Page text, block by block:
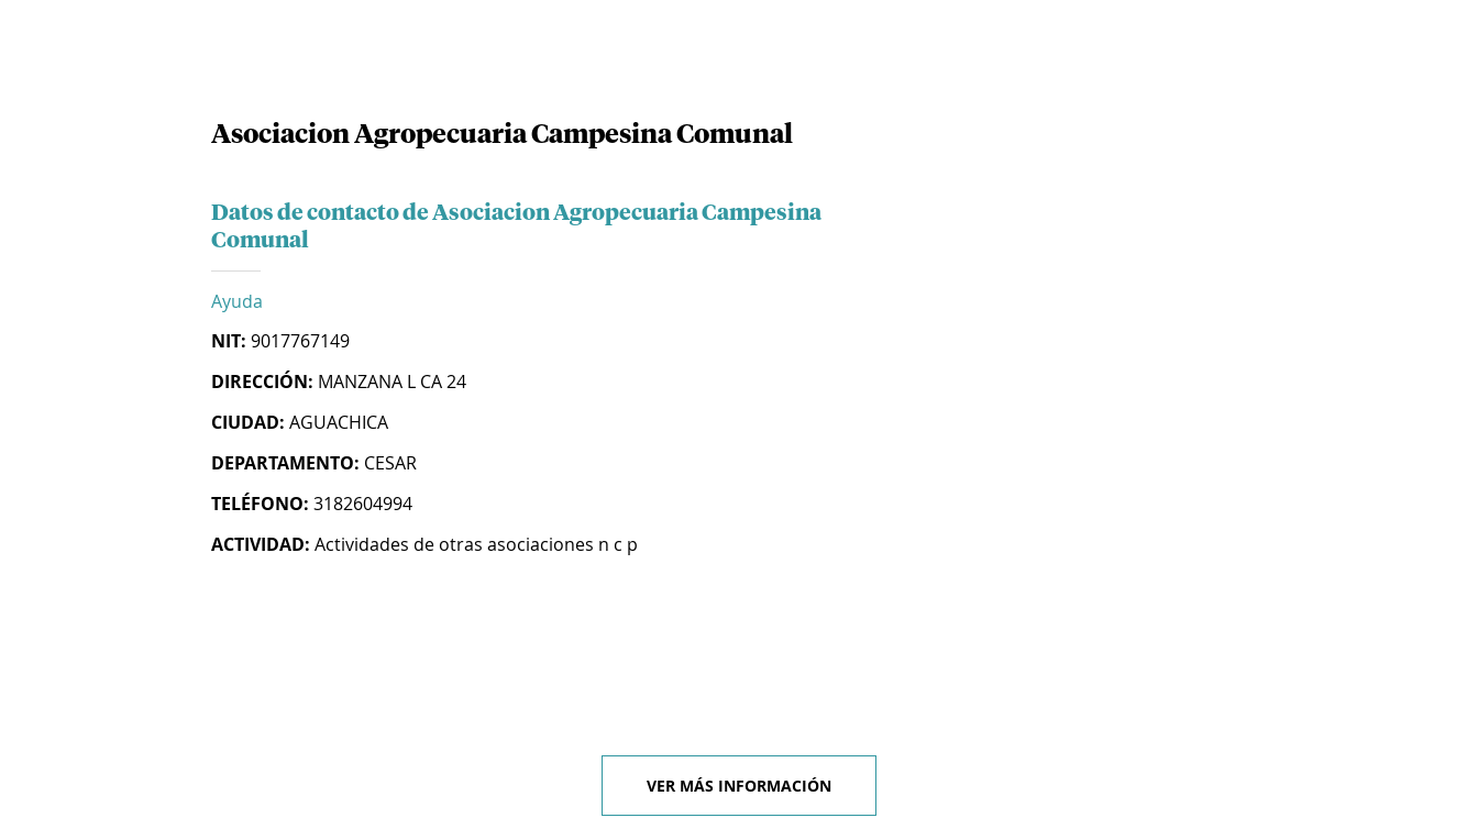
Asociacion Agropecuaria Campesina Comunal
Datos de contacto de Asociacion Agropecuaria Campesina
Comunal
Ayuda
NIT: 9017767149
DIRECCIÓN: MANZANA L CA 24
CIUDAD: AGUACHICA
DEPARTAMENTO: CESAR
TELÉFONO: 3182604994
ACTIVIDAD: Actividades de otras asociaciones n c p
VER MÁS INFORMACIÓN